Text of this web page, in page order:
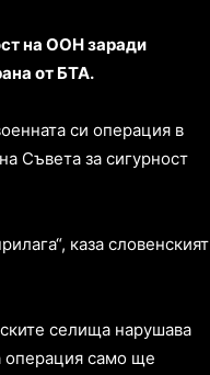
на ООН заради
от БТА.
си операция в
Съвета за сигурност
каза словенският
селища нарушава
операция само ще